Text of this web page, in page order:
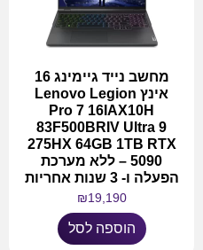
מחשב נייד גיימינג 16
אינץ Lenovo Legion
Pro 7 16IAX10H
83F500BRIV Ultra 9
275HX 64GB 1TB RTX
5090 – ללא מערכת
הפעלה ו- 3 שנות אחריות
₪19,190
הוספה לסל